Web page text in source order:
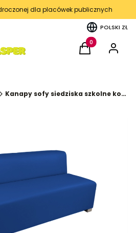
dla placówek publicznych
POLSKI ZŁ
Produkty w
Koszyk Zaloguj
Kanapy sofy siedziska szkolne korytarz kąciki wyciszenia kolekcja FUN